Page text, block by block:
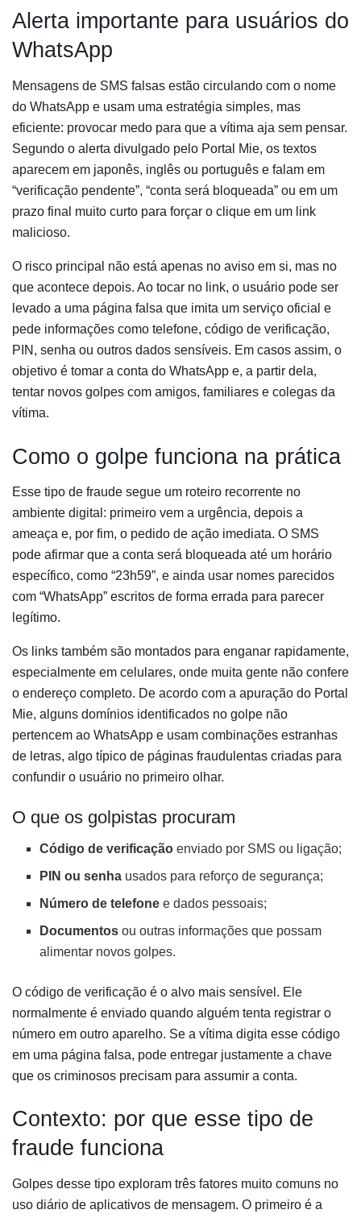
Alerta importante para usuários do
WhatsApp
Mensagens de SMS falsas estão circulando com o nome
do WhatsApp e usam uma estratégia simples, mas
eficiente: provocar medo para que a vítima aja sem pensar.
Segundo o alerta divulgado pelo Portal Mie, os textos
aparecem em japonês, inglês ou português e falam em
“verificação pendente”, “conta será bloqueada” ou em um
prazo final muito curto para forçar o clique em um link
malicioso.
O risco principal não está apenas no aviso em si, mas no
que acontece depois. Ao tocar no link, o usuário pode ser
levado a uma página falsa que imita um serviço oficial e
pede informações como telefone, código de verificação,
PIN, senha ou outros dados sensíveis. Em casos assim, o
objetivo é tomar a conta do WhatsApp e, a partir dela,
tentar novos golpes com amigos, familiares e colegas da
vítima.
Como o golpe funciona na prática
Esse tipo de fraude segue um roteiro recorrente no
ambiente digital: primeiro vem a urgência, depois a
ameaça e, por fim, o pedido de ação imediata. O SMS
pode afirmar que a conta será bloqueada até um horário
específico, como “23h59”, e ainda usar nomes parecidos
com “WhatsApp” escritos de forma errada para parecer
legítimo.
Os links também são montados para enganar rapidamente,
especialmente em celulares, onde muita gente não confere
o endereço completo. De acordo com a apuração do Portal
Mie, alguns domínios identificados no golpe não
pertencem ao WhatsApp e usam combinações estranhas
de letras, algo típico de páginas fraudulentas criadas para
confundir o usuário no primeiro olhar.
O que os golpistas procuram
Código de verificação enviado por SMS ou ligação;
PIN ou senha usados para reforço de segurança;
Número de telefone e dados pessoais;
Documentos ou outras informações que possam
alimentar novos golpes.
O código de verificação é o alvo mais sensível. Ele
normalmente é enviado quando alguém tenta registrar o
número em outro aparelho. Se a vítima digita esse código
em uma página falsa, pode entregar justamente a chave
que os criminosos precisam para assumir a conta.
Contexto: por que esse tipo de
fraude funciona
Golpes desse tipo exploram três fatores muito comuns no
uso diário de aplicativos de mensagem. O primeiro é a